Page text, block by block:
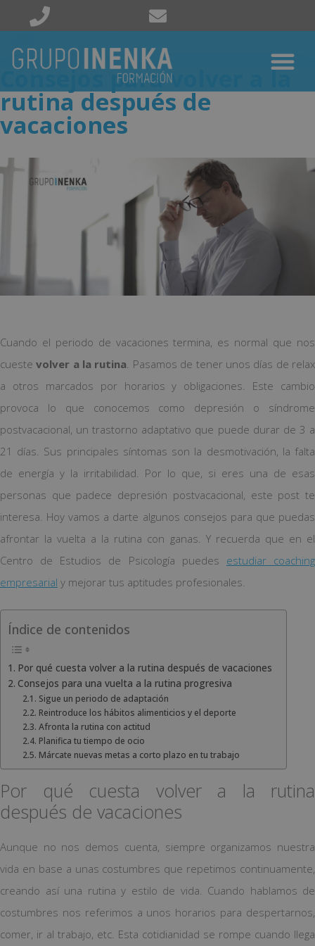
Consejos para volver a la
rutina después de
vacaciones
Cuando el periodo de vacaciones termina, es normal que nos
cuestevolver a la rutina. Pasamos de tener unos días de relax
a otros marcados por horarios y obligaciones. Este cambio
provoca lo que conocemos como depresión o síndrome
postvacacional, un trastorno adaptativo que puede durar de 3 a
21 días. Sus principales síntomas son la desmotivación, la falta
de energía y la irritabilidad. Por lo que, si eres una de esas
personas que padece depresión postvacacional, este post te
interesa. Hoy vamos a darte algunos consejos para que puedas
afrontar la vuelta a la rutina con ganas. Y recuerda que en el
Centro de Estudios de Psicología puedes estudiar coaching
empresarial y mejorar tus aptitudes profesionales.
Índice de contenidos
Por qué cuesta volver a la rutina después de vacaciones
Consejos para una vuelta a la rutina progresiva
Sigue un periodo de adaptación
Reintroduce los hábitos alimenticios y el deporte
Afronta la rutina con actitud
Planifica tu tiempo de ocio
Márcate nuevas metas a corto plazo en tu trabajo
Por qué cuesta volver a la rutina
después de vacaciones
Aunque no nos demos cuenta, siempre organizamos nuestra
vida en base a unas costumbres que repetimos continuamente,
creando así una rutina y estilo de vida. Cuando hablamos de
costumbres nos referimos a unos horarios para despertarnos,
comer, ir al trabajo, etc. Esta cotidianidad se rompe cuando llega